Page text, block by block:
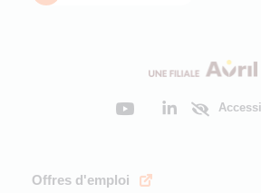
Offres d'emploi